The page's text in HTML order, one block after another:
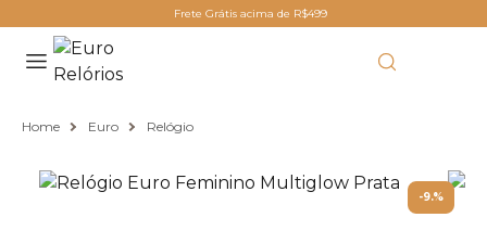
Frete Grátis acima de R$499
Home Euro Relógio
-9.%